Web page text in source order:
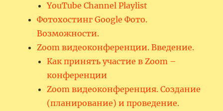
YouTube Channel Playlist
Фотохостинг Google Фото.
Возможности.
Zoom видеоконференции. Введение.
Как принять участие в Zoom –
конференции
Zoom видеоконференция. Создание
(планирование) и проведение.